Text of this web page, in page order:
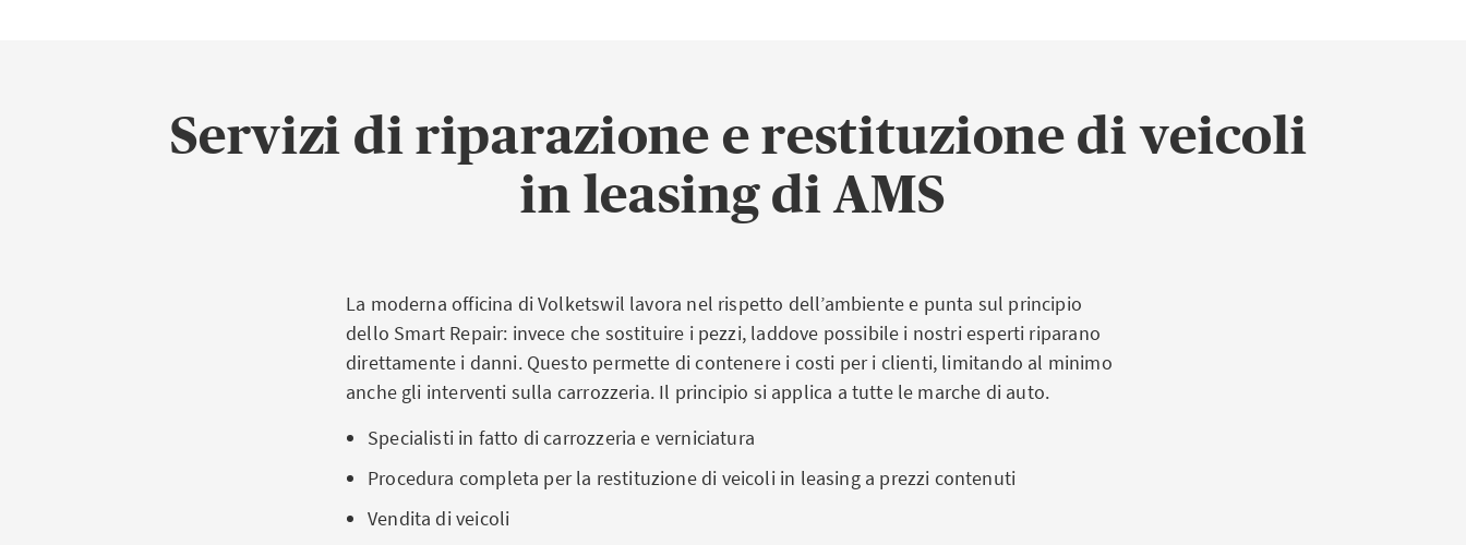
Servizi di riparazione e restituzione di veicoli
in leasing di AMS
La moderna officina di Volketswil lavora nel rispetto dell’ambiente e punta sul principio
dello Smart Repair: invece che sostituire i pezzi, laddove possibile i nostri esperti riparano
direttamente i danni. Questo permette di contenere i costi per i clienti, limitando al minimo
anche gli interventi sulla carrozzeria. Il principio si applica a tutte le marche di auto.
Specialisti in fatto di carrozzeria e verniciatura
Procedura completa per la restituzione di veicoli in leasing a prezzi contenuti
Vendita di veicoli